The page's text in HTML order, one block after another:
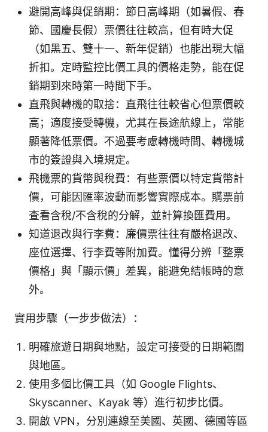
避開高峰與促銷期：節日高峰期（如暑假、春
節、國慶長假）票價往往較高，但有時大促
（如黑五、雙十一、新年促銷）也能出現大幅
折扣。定時監控比價工具的價格走勢，能在促
銷期到來時第一時間下手。
直飛與轉機的取捨：直飛往往較省心但票價較
高；適度接受轉機，尤其在長途航線上，常能
顯著降低票價。不過要考慮轉機時間、轉機城
市的簽證與入境規定。
飛機票的貨幣與稅費：有些票價以特定貨幣計
價，可能因匯率波動而影響實際成本。購票前
查看含稅/不含稅的分解，並計算換匯費用。
知道退改與行李費：廉價票往往有嚴格退改、
座位選擇、行李費等附加費。懂得分辨「整票
價格」與「顯示價」差異，能避免結帳時的意
外。
實用步驟（一步步做法）：
明確旅遊日期與地點，設定可接受的日期範圍
與地區。
使用多個比價工具（如 Google Flights、
Skyscanner、Kayak 等）進行初步比價。
開啟 VPN，分別連線至美國、英國、德國等區